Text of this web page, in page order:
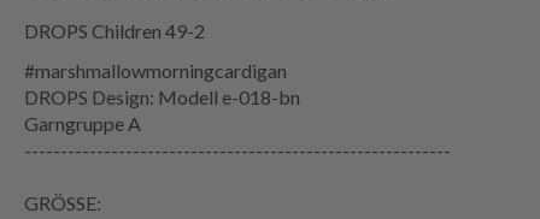
DROPS Children 49-2
#marshmallowmorningcardigan
DROPS Design: Modell e-018-bn
Garngruppe A
-----------------------------------------------------------
GRÖSSE: